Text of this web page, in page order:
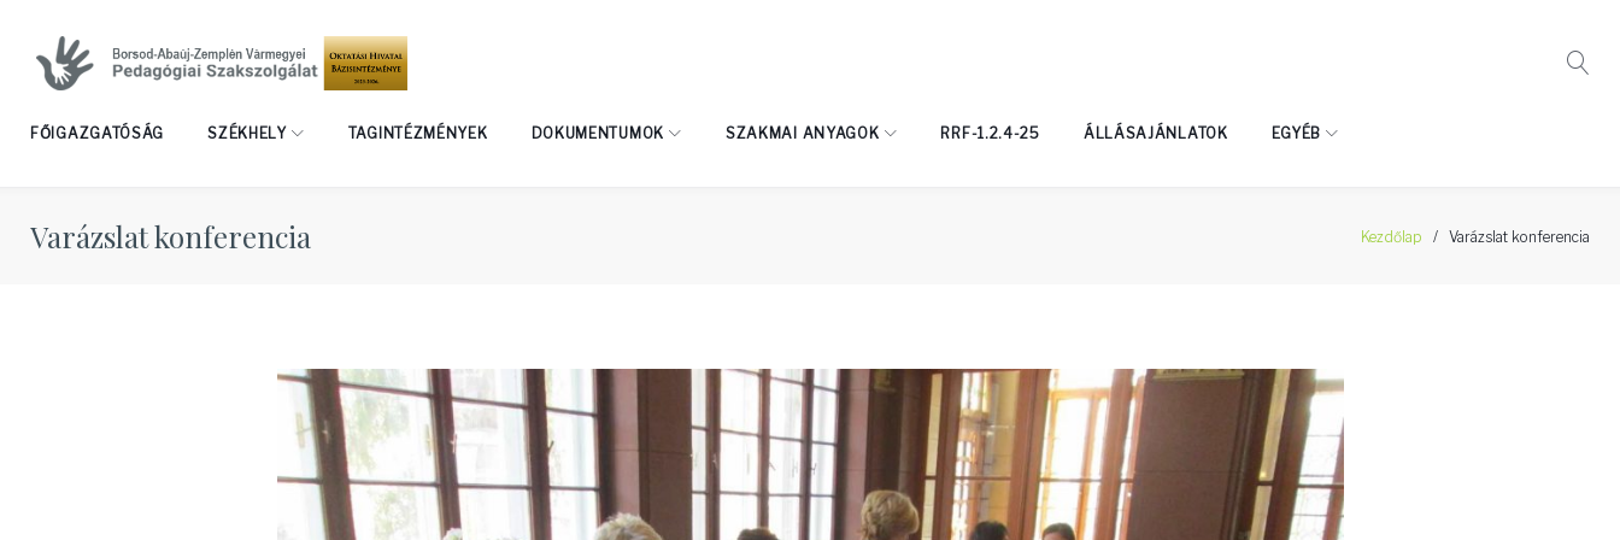
content
FŐIGAZGATÓSÁG SZÉKHELY TAGINTÉZMÉNYEK DOKUMENTUMOK SZAKMAI ANYAGOK RRF-1.2.4-25 ÁLLÁSAJÁNLATOK EGYÉB
Varázslat konferencia Kezdőlap / Varázslat konferencia
Varázslat